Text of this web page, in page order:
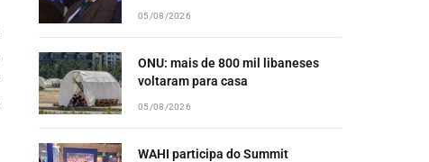
05/08/2026
ONU: mais de 800 mil libaneses
voltaram para casa
05/08/2026
WAHI participa do Summit